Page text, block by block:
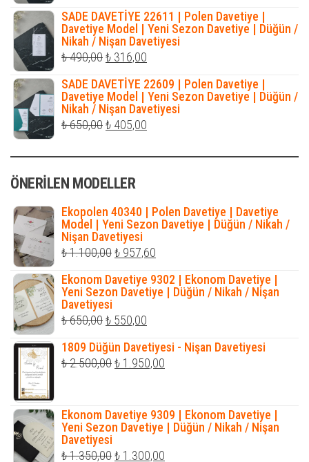
fiyat:
₺ 500,00.fiyat:
₺ 316,00.
SADE DAVETİYE 22611 | Polen Davetiye |
Davetiye Model | Yeni Sezon Davetiye | Düğün /
Nikah / Nişan Davetiyesi
₺490,00Orijinal
fiyat:
₺ 490,00.
₺ 316,00
fiyat:
₺ 316,00.
SADE DAVETİYE 22609 | Polen Davetiye |
Davetiye Model | Yeni Sezon Davetiye | Düğün /
Nikah / Nişan Davetiyesi
₺650,00Orijinal
₺ 405,00
ÖNERILEN MODELLER
Ekopolen 40340 | Polen Davetiye | Davetiye
Model | Yeni Sezon Davetiye | Düğün / Nikah /
Nişan Davetiyesi
₺1.100,00Orijinal
₺ 1.100,00.
₺ 957,60
fiyat:
Ekonom Davetiye 9302 | Ekonom Davetiye |
Yeni Sezon Davetiye | Düğün / Nikah / Nişan
Davetiyesi
₺650,00Orijinal
fiyat:
₺ 650,00.
₺ 550,00
fiyat:
1809 Düğün Davetiyesi - Nişan Davetiyesi
₺2.500,00Orijinal
₺ 1.950,00
₺ 1.950,00.
Ekonom Davetiye 9309 | Ekonom Davetiye |
Yeni Sezon Davetiye | Düğün / Nikah / Nişan
Davetiyesi
₺1.350,00Orijinal
₺ 1.300,00